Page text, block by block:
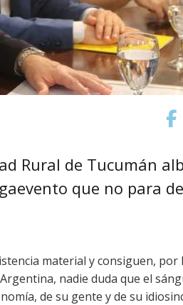
Rural de Tucumán
que no para
material y consiguen, por
nadie duda que el
de su gente y de su